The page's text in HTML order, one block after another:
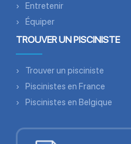
Entretenir
Équiper
TROUVER UN PISCINISTE
Trouver un pisciniste
Piscinistes en France
Piscinistes en Belgique